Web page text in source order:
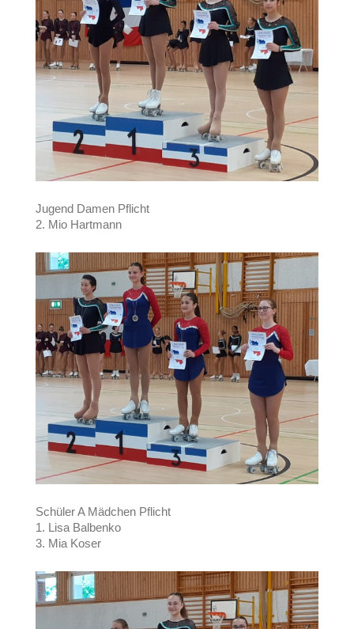
Jugend Damen Pflicht
2. Mio Hartmann
Schüler A Mädchen Pflicht
1. Lisa Balbenko
3. Mia Koser